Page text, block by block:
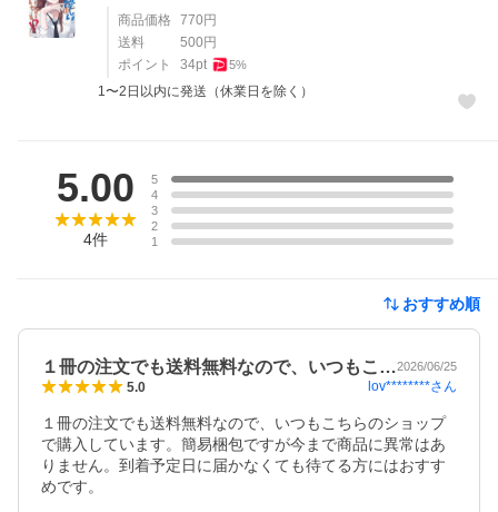
商品価格 770 円
送料
500 円
ポイント
34pt 5%
1〜2日以内に発送（休業日を除く）
5.00
4件
5
4
3
2
1
おすすめ順
１冊の注文でも送料無料なので、いつもこ…2026/06/25
5.0 lov********さん
１冊の注文でも送料無料なので、いつもこちらのショップ
で購入しています。簡易梱包ですが今まで商品に異常はあ
りません。到着予定日に届かなくても待てる方にはおすす
めです。